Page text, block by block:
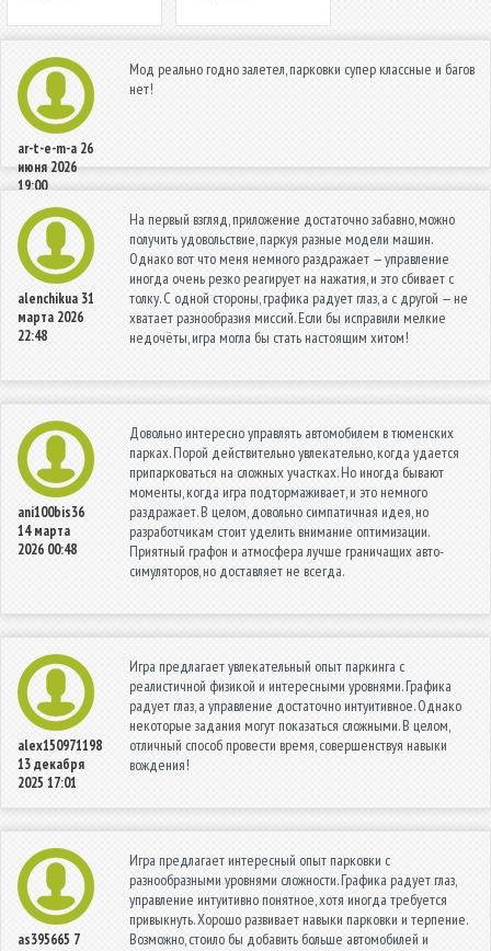
ar-t-e-m-a 26
июня 2026
19:00
Мод реально годно залетел, парковки супер классные и багов
нет!
alenchikua 31
марта 2026
22:48
На первый взгляд, приложение достаточно забавно, можно
получить удовольствие, паркуя разные модели машин.
Однако вот что меня немного раздражает — управление
иногда очень резко реагирует на нажатия, и это сбивает с
толку. С одной стороны, графика радует глаз, а с другой — не
хватает разнообразия миссий. Если бы исправили мелкие
недочёты, игра могла бы стать настоящим хитом!
ani100bis36
14 марта
2026 00:48
Довольно интересно управлять автомобилем в тюменских
парках. Порой действительно увлекательно, когда удается
припарковаться на сложных участках. Но иногда бывают
моменты, когда игра подтормаживает, и это немного
раздражает. В целом, довольно симпатичная идея, но
разработчикам стоит уделить внимание оптимизации.
Приятный графон и атмосфера лучше граничащих авто-
симуляторов, но доставляет не всегда.
alex150971198
13 декабря
2025 17:01
Игра предлагает увлекательный опыт паркинга с
реалистичной физикой и интересными уровнями. Графика
радует глаз, а управление достаточно интуитивное. Однако
некоторые задания могут показаться сложными. В целом,
отличный способ провести время, совершенствуя навыки
вождения!
as395665 7
Игра предлагает интересный опыт парковки с
разнообразными уровнями сложности. Графика радует глаз,
управление интуитивно понятное, хотя иногда требуется
привыкнуть. Хорошо развивает навыки парковки и терпение.
Возможно, стоило бы добавить больше автомобилей и